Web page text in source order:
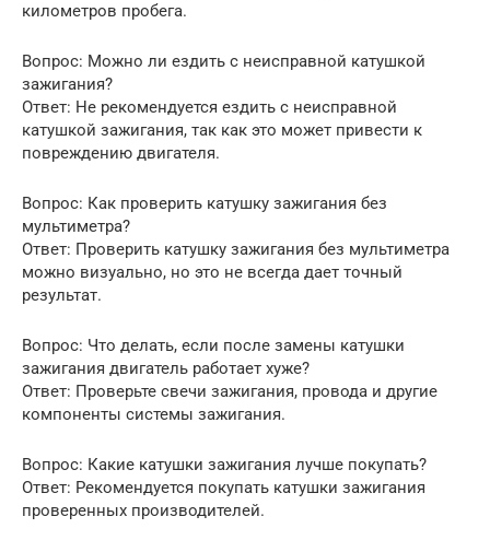
километров пробега.
Вопрос: Можно ли ездить с неисправной катушкой
зажигания?
Ответ: Не рекомендуется ездить с неисправной
катушкой зажигания, так как это может привести к
повреждению двигателя.
Вопрос: Как проверить катушку зажигания без
мультиметра?
Ответ: Проверить катушку зажигания без мультиметра
можно визуально, но это не всегда дает точный
результат.
Вопрос: Что делать, если после замены катушки
зажигания двигатель работает хуже?
Ответ: Проверьте свечи зажигания, провода и другие
компоненты системы зажигания.
Вопрос: Какие катушки зажигания лучше покупать?
Ответ: Рекомендуется покупать катушки зажигания
проверенных производителей.